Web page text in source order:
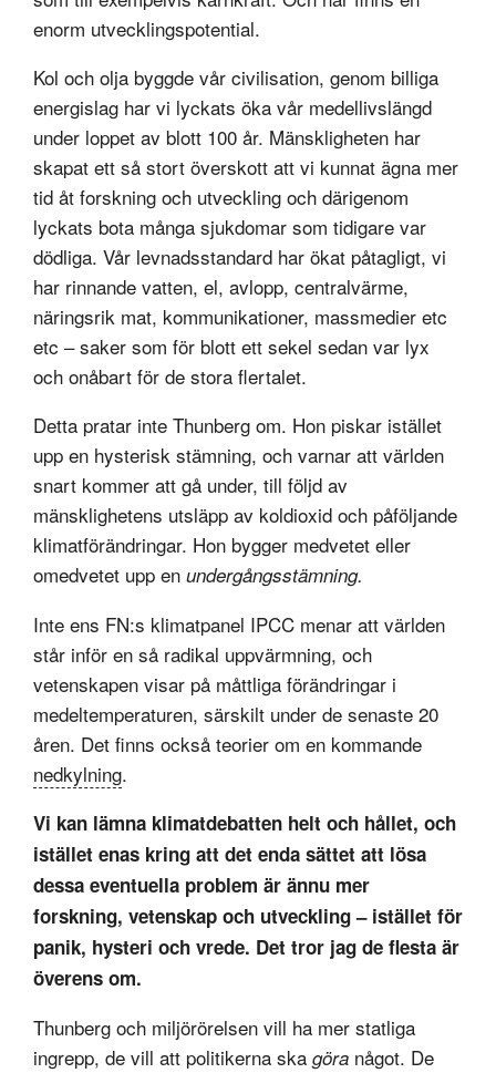
enorm utvecklingspotential.
Kol och olja byggde vår civilisation, genom billiga
energislag har vi lyckats öka vår medellivslängd
under loppet av blott 100 år. Mänskligheten har
skapat ett så stort överskott att vi kunnat ägna mer
tid åt forskning och utveckling och därigenom
lyckats bota många sjukdomar som tidigare var
dödliga. Vår levnadsstandard har ökat påtagligt, vi
har rinnande vatten, el, avlopp, centralvärme,
näringsrik mat, kommunikationer, massmedier etc
etc – saker som för blott ett sekel sedan var lyx
och onåbart för de stora flertalet.
Detta pratar inte Thunberg om. Hon piskar istället
upp en hysterisk stämning, och varnar att världen
snart kommer att gå under, till följd av
mänsklighetens utsläpp av koldioxid och påföljande
klimatförändringar. Hon bygger medvetet eller
omedvetet upp en undergångsstämning.
Inte ens FN:s klimatpanel IPCC menar att världen
står inför en så radikal uppvärmning, och
vetenskapen visar på måttliga förändringar i
medeltemperaturen, särskilt under de senaste 20
åren. Det finns också teorier om en kommande
nedkylning.
Vi kan lämna klimatdebatten helt och hållet, och
istället enas kring att det enda sättet att lösa
dessa eventuella problem är ännu mer
forskning, vetenskap och utveckling – istället för
panik, hysteri och vrede. Det tror jag de flesta är
överens om.
Thunberg och miljörörelsen vill ha mer statliga
ingrepp, de vill att politikerna ska göra något. De